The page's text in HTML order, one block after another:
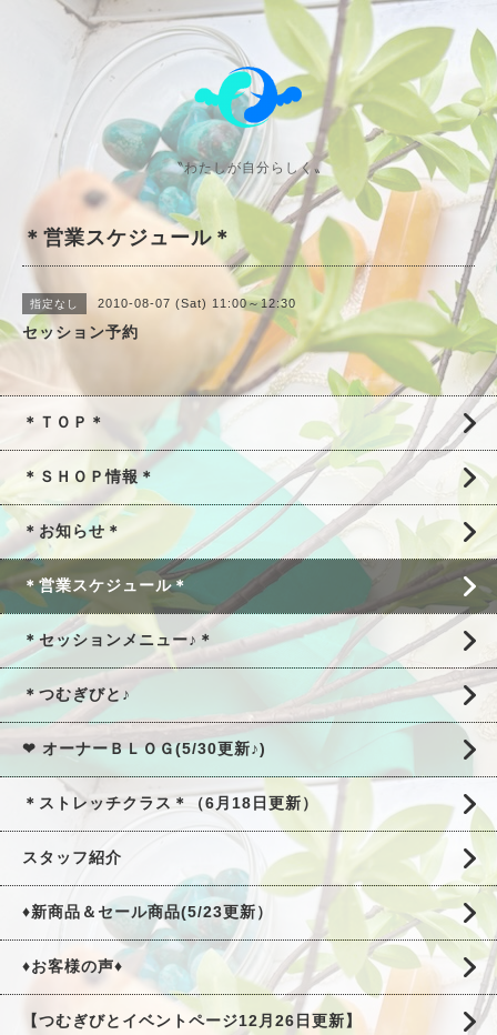
〝わたしが自分らしく〟
＊営業スケジュール＊
指定なし 2010-08-07 (Sat) 11:00～12:30
セッション予約
＊ＴＯＰ＊
＊ＳＨＯＰ情報＊
＊お知らせ＊
＊営業スケジュール＊
＊セッションメニュー♪＊
＊つむぎびと♪
❤ オーナーＢＬＯＧ(5/30更新♪)
＊ストレッチクラス＊（6月18日更新）
スタッフ紹介
♦新商品＆セール商品(5/23更新）
♦お客様の声♦
【つむぎびとイベントページ12月26日更新】